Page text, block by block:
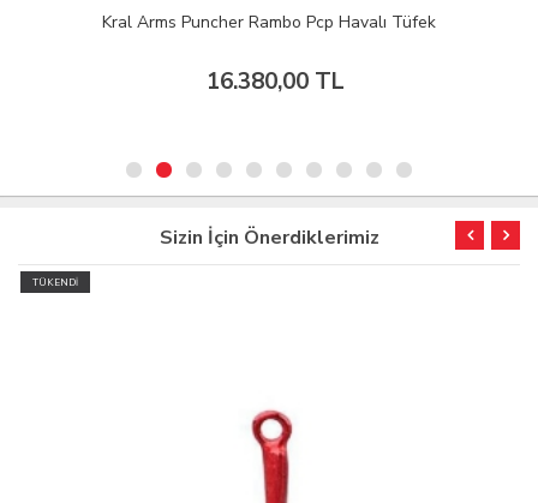
Kral Arms Puncher Rambo Pcp Havalı Tüfek
16.380,00 TL
Sizin İçin Önerdiklerimiz
TÜKENDİ